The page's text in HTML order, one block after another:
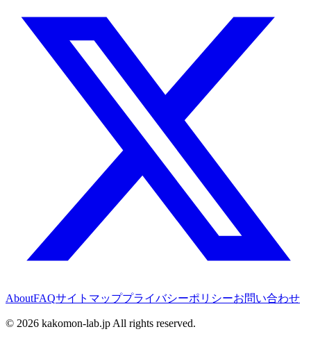
AboutFAQサイトマッププライバシーポリシーお問い合わせ
© 2026 kakomon-lab.jp All rights reserved.